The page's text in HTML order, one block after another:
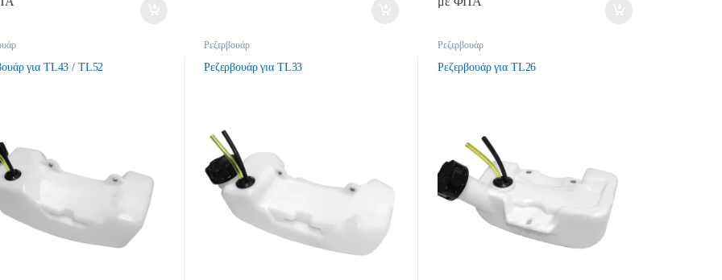
για TL43 / TL52
Ρεζερβουάρ
Ρεζερβουάρ για TL33
Ρεζερβουάρ
Ρεζερβουάρ για TL26